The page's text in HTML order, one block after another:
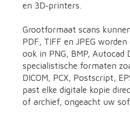
en 3D‑printers.
Grootformaat scans
PDF, TIFF en JPEG
ook in PNG, BMP, Autocad
specialistische formaten
DICOM, PCX, Postscript,
past elke digitale kopie
of archief, ongeacht uw